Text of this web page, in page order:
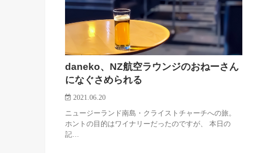
daneko、NZ航空ラウンジのおねーさん
になぐさめられる
2021.06.20
ニュージーランド南島・クライストチャーチへの旅。
ホントの目的はワイナリーだったのですが、 本日の
記…